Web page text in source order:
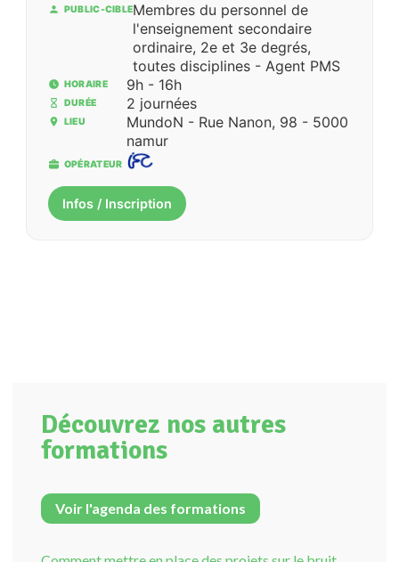
PUBLIC-CIBLEMembres du personnel de
l'enseignement secondaire
ordinaire, 2e et 3e degrés,
toutes disciplines - Agent PMS
HORAIRE 9h - 16h
DURÉE 2 journées
LIEU
MundoN - Rue Nanon, 98 - 5000
namur
OPÉRATEUR
Infos / Inscription
Découvrez nos autres
formations
Voir l'agenda des formations